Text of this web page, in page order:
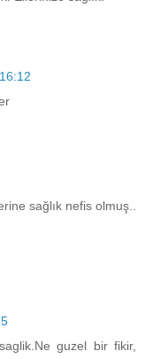
sağlık nefis olmuş..
guzel bir fikir,